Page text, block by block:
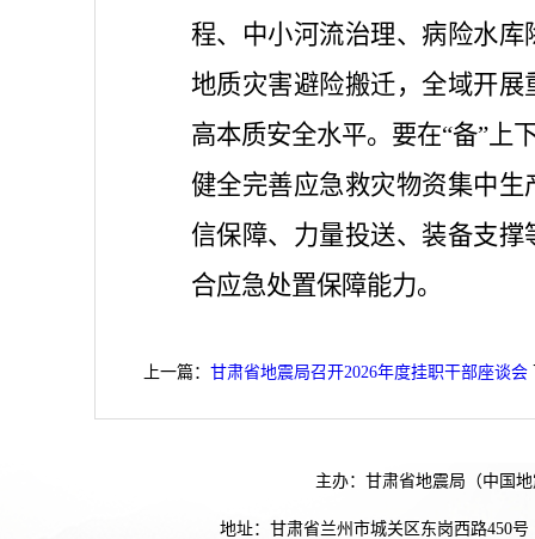
程、中小河流治理、病险水
地质灾害避险搬迁，全域开
高本质安全水平。要在“备”上
健全完善应急救灾物资集中
信保障、力量投送、装备支
合应急处置保障能力。
上一篇： 甘肃省地震局召开2026年度挂职干部座谈会
主办：甘肃省地震局（中国
地址：甘肃省兰州市城关区东岗西路450号